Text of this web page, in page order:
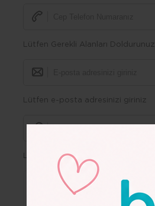
Lütfen Gerekli Alanları Doldurunuz.
Lütfen e-posta adresinizi giriniz
Lütfen Gerekli Alanları Doldurunuz.